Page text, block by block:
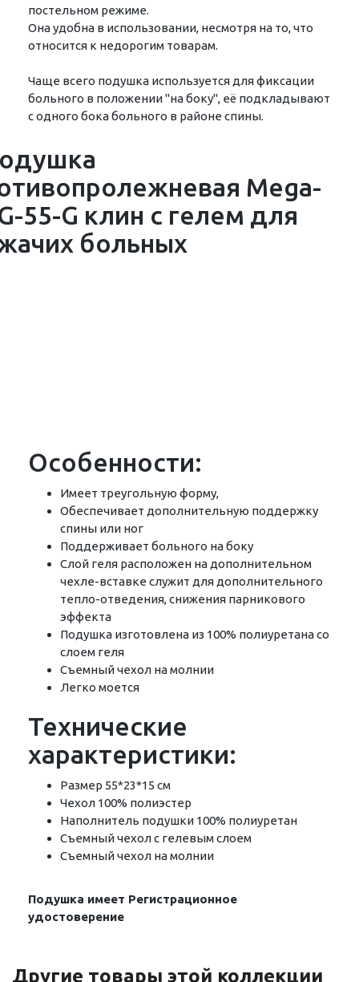
постельном режиме.
Она удобна в использовании, несмотря на то, что
относится к недорогим товарам.
Чаще всего подушка используется для фиксации
больного в положении "на боку", её подкладывают
с одного бока больного в районе спины.
Особенности:
Имеет треугольную форму,
Обеспечивает дополнительную поддержку
спины или ног
Поддерживает больного на боку
Слой геля расположен на дополнительном
чехле-вставке служит для дополнительного
тепло-отведения, снижения парникового
эффекта
Подушка изготовлена из 100% полиуретана со
слоем геля
Съемный чехол на молнии
Легко моется
Технические
характеристики:
Размер 55*23*15 см
Чехол 100% полиэстер
Наполнитель подушки 100% полиуретан
Съемный чехол с гелевым слоем
Съемный чехол на молнии
Подушка имеет Регистрационное
удостоверение
Другие товары этой коллекции